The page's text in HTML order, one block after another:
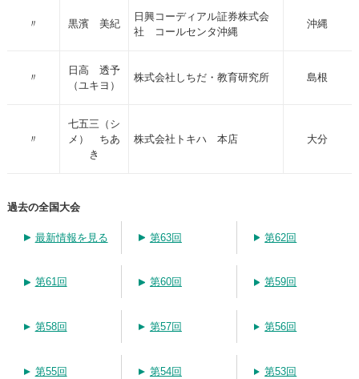
〃 黒濱 美紀
日興コーディアル証券株式会
社 コールセンタ沖縄
沖縄
〃
日高 透予
（ユキヨ）
株式会社しちだ・教育研究所 島根
〃
七五三（シ
メ） ちあ
き
株式会社トキハ 本店 大分
過去の全国大会
最新情報を見る 第63回 第62回
第61回 第60回 第59回
第58回 第57回 第56回
第55回 第54回 第53回